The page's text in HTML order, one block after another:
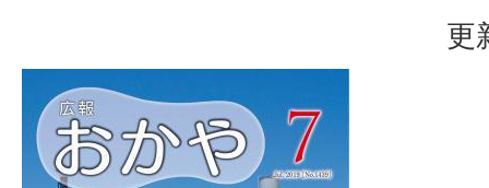
更